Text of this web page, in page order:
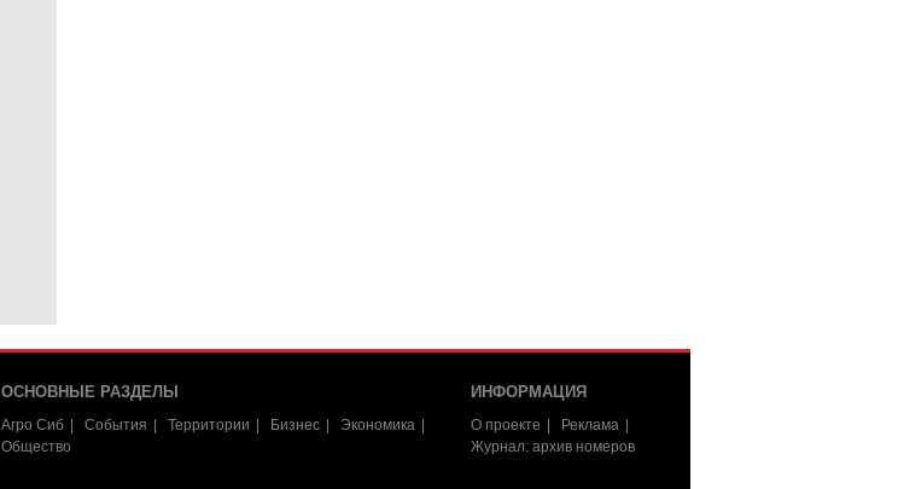
ОСНОВНЫЕ РАЗДЕЛЫ
Агро Сиб События Территории Бизнес
Экономика
Общество
ИНФОРМАЦИЯ
О проекте
Реклама
Журнал: архив номеров